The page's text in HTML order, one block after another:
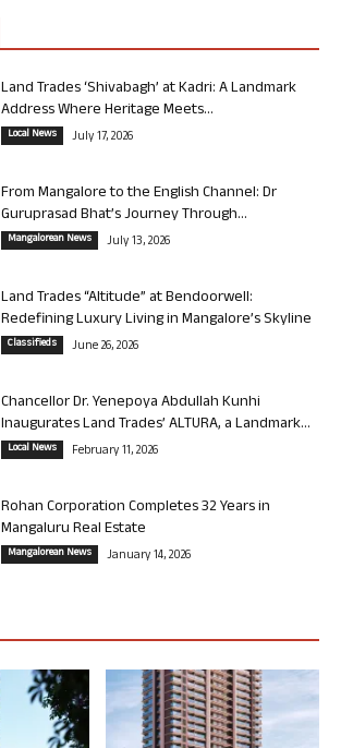
Land Trades ‘Shivabagh’ at Kadri: A Landmark
Address Where Heritage Meets...
Local News July 17, 2026
From Mangalore to the English Channel: Dr
Guruprasad Bhat’s Journey Through...
Mangalorean News July 13, 2026
Land Trades “Altitude” at Bendoorwell:
Redefining Luxury Living in Mangalore’s Skyline
Classifieds June 26, 2026
Chancellor Dr. Yenepoya Abdullah Kunhi
Inaugurates Land Trades’ ALTURA, a Landmark...
Local News February 11, 2026
Rohan Corporation Completes 32 Years in
Mangaluru Real Estate
Mangalorean News January 14, 2026